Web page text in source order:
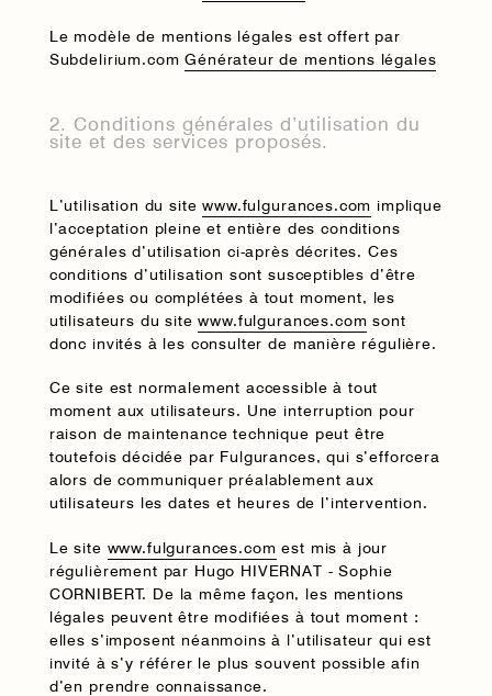
Le modèle de mentions légales est offert par
Subdelirium.comGénérateur de mentions légales
2. Conditions générales d’utilisation du
site et des services proposés.
L’utilisation du sitewww.fulgurances.com implique
l’acceptation pleine et entière des conditions
générales d’utilisation ci-après décrites. Ces
conditions d’utilisation sont susceptibles d’être
modifiées ou complétées à tout moment, les
utilisateurs du sitewww.fulgurances.com sont
donc invités à les consulter de manière régulière.
Ce site est normalement accessible à tout
moment aux utilisateurs. Une interruption pour
raison de maintenance technique peut être
toutefois décidée par Fulgurances, qui s’efforcera
alors de communiquer préalablement aux
utilisateurs les dates et heures de l’intervention.
Le site www.fulgurances.com est mis à jour
régulièrement par Hugo HIVERNAT - Sophie
CORNIBERT. De la même façon, les mentions
légales peuvent être modifiées à tout moment :
elles s’imposent néanmoins à l’utilisateur qui est
invité à s’y référer le plus souvent possible afin
d’en prendre connaissance.